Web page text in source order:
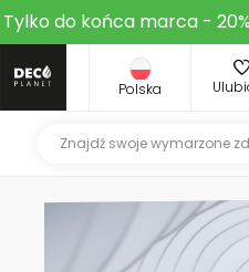
Tylko do końca marca -
Polska